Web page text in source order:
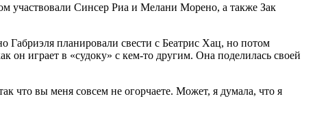
участвовали Синсер Риа и Мелани Морено, а также Зак
Габриэля планировали свести с Беатрис Хац, но потом
он играет в «судоку» с кем-то другим. Она поделилась своей
что вы меня совсем не огорчаете. Может, я думала, что я